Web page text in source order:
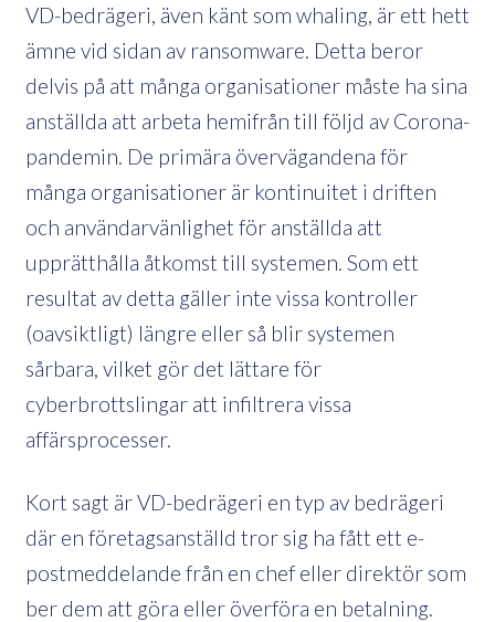
VD-bedrägeri, även känt som whaling, är ett hett
ämne vid sidan av ransomware. Detta beror
delvis på att många organisationer måste ha sina
anställda att arbeta hemifrån till följd av Corona-
pandemin. De primära övervägandena för
många organisationer är kontinuitet i driften
och användarvänlighet för anställda att
upprätthålla åtkomst till systemen. Som ett
resultat av detta gäller inte vissa kontroller
(oavsiktligt) längre eller så blir systemen
sårbara, vilket gör det lättare för
cyberbrottslingar att infiltrera vissa
affärsprocesser.
Kort sagt är VD-bedrägeri en typ av bedrägeri
där en företagsanställd tror sig ha fått ett e-
postmeddelande från en chef eller direktör som
ber dem att göra eller överföra en betalning.